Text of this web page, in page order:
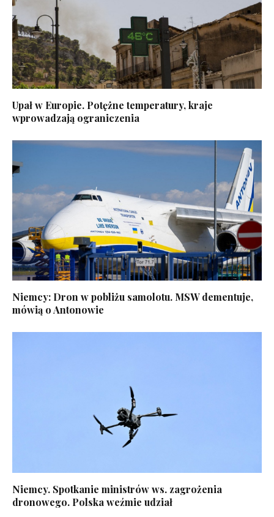
Upał w Europie. Potężne temperatury, kraje
wprowadzają ograniczenia
Niemcy: Dron w pobliżu samolotu. MSW dementuje,
mówią o Antonowie
Niemcy. Spotkanie ministrów ws. zagrożenia
dronowego. Polska weźmie udział